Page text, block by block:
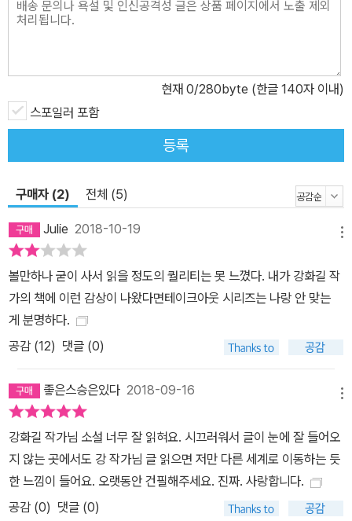
현재 0/280byte (한글 140자 이내)
스포일러 포함
등록
구매자 (2) 전체 (5)
Julie 2018-10-19
볼만하나 굳이 사서 읽을 정도의 퀄리티는 못 느꼈다. 내가 강화길 작
가의 책에 이런 감상이 나왔다면테이크아웃 시리즈는 나랑 안 맞는
게 분명하다.
공감 (12) 댓글 (0)
좋은스승은있다 2018-09-16
강화길 작가님 소설 너무 잘 읽혀요. 시끄러워서 글이 눈에 잘 들어오
지 않는 곳에서도 강 작가님 글 읽으면 저만 다른 세계로 이동하는 듯
한 느낌이 들어요. 오랫동안 건필해주세요. 진짜. 사랑합니다.
공감 (0) 댓글 (0)